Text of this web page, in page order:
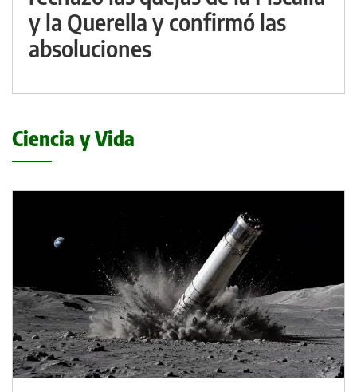
y la Querella y confirmó las
absoluciones
Ciencia y Vida